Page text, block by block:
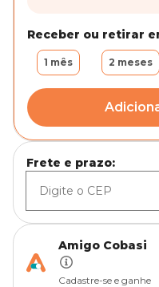
Receber ou retirar
1 mês 2 meses
Frete e prazo:
Amigo Cobasi
Cadastre-se e ganhe